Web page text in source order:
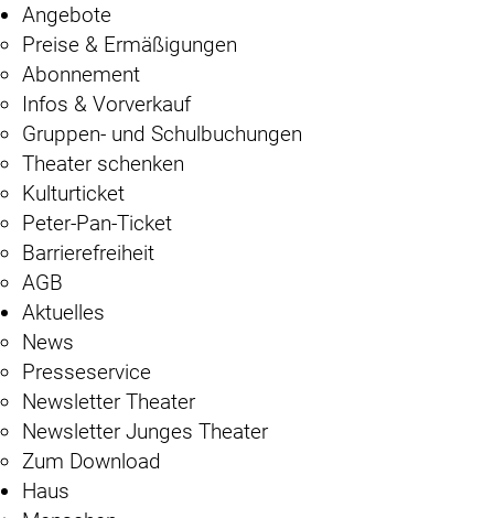
Angebote
Preise & Ermäßigungen
Abonnement
Infos & Vorverkauf
Gruppen- und Schulbuchungen
Theater schenken
Kulturticket
Peter-Pan-Ticket
Barrierefreiheit
AGB
Aktuelles
News
Presseservice
Newsletter Theater
Newsletter Junges Theater
Zum Download
Haus